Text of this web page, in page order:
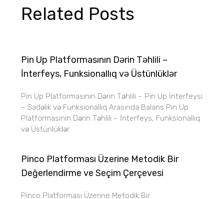
Related Posts
Pin Up Platformasının Dərin Təhlili –
İnterfeys, Funksionallıq və Üstünlüklər
Pin Up Platformasının Dərin Təhlili – Pin Up İnterfeysi
– Sadəlik və Funksionallıq Arasında Balans Pin Up
Platformasının Dərin Təhlili – İnterfeys, Funksionallıq
və Üstünlüklər
Pinco Platforması Üzerine Metodik Bir
Değerlendirme ve Seçim Çerçevesi
Pinco Platforması Üzerine Metodik Bir